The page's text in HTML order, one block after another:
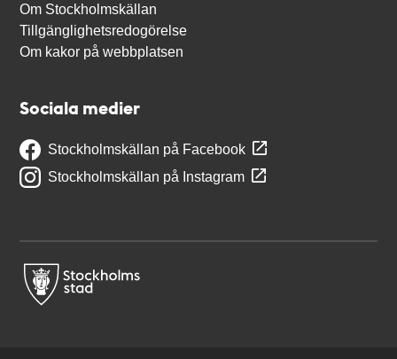
Om Stockholmskällan
Tillgänglighetsredogörelse
Om kakor på webbplatsen
Sociala medier
Stockholmskällan på Facebook
Stockholmskällan på Instagram